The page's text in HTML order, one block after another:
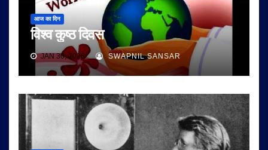
आज का दिन
विश्व कुष्ठ दिवस
JAN 30, 2026 SWAPNIL SANSAR